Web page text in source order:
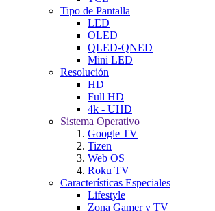
Tipo de Pantalla
LED
OLED
QLED-QNED
Mini LED
Resolución
HD
Full HD
4k - UHD
Sistema Operativo
Google TV
Tizen
Web OS
Roku TV
Características Especiales
Lifestyle
Zona Gamer y TV